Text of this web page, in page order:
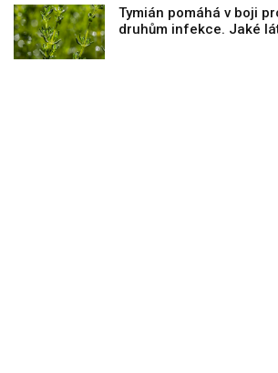
Tymián pomáhá v boji
druhům infekce. Jaké